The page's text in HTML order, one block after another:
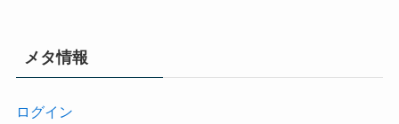
メタ情報
ログイン